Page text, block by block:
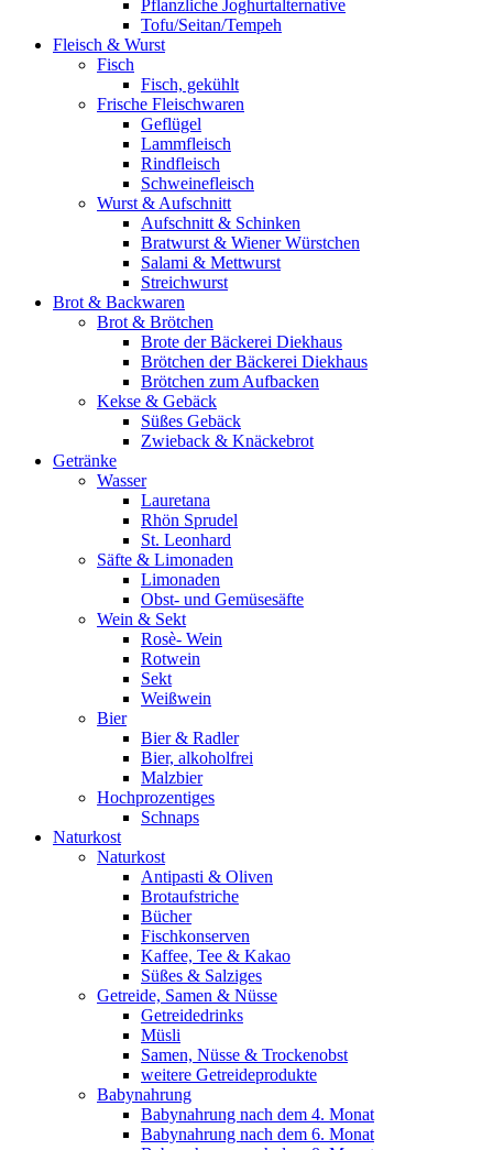
Pflanzliche Joghurtalternative
Tofu/Seitan/Tempeh
Fleisch & Wurst
Fisch
Fisch, gekühlt
Frische Fleischwaren
Geflügel
Lammfleisch
Rindfleisch
Schweinefleisch
Wurst & Aufschnitt
Aufschnitt & Schinken
Bratwurst & Wiener Würstchen
Salami & Mettwurst
Streichwurst
Brot & Backwaren
Brot & Brötchen
Brote der Bäckerei Diekhaus
Brötchen der Bäckerei Diekhaus
Brötchen zum Aufbacken
Kekse & Gebäck
Süßes Gebäck
Zwieback & Knäckebrot
Getränke
Wasser
Lauretana
Rhön Sprudel
St. Leonhard
Säfte & Limonaden
Limonaden
Obst- und Gemüsesäfte
Wein & Sekt
Rosè- Wein
Rotwein
Sekt
Weißwein
Bier
Bier & Radler
Bier, alkoholfrei
Malzbier
Hochprozentiges
Schnaps
Naturkost
Naturkost
Antipasti & Oliven
Brotaufstriche
Bücher
Fischkonserven
Kaffee, Tee & Kakao
Süßes & Salziges
Getreide, Samen & Nüsse
Getreidedrinks
Müsli
Samen, Nüsse & Trockenobst
weitere Getreideprodukte
Babynahrung
Babynahrung nach dem 4. Monat
Babynahrung nach dem 6. Monat